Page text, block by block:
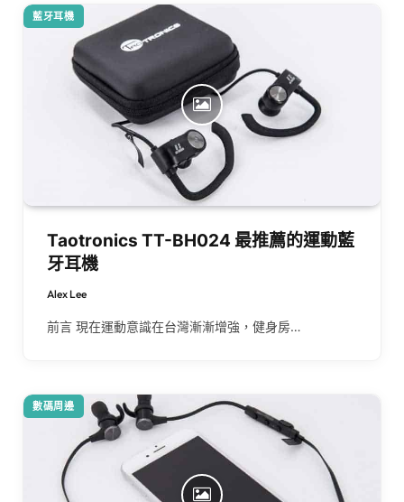
藍牙耳機
Taotronics TT-BH024 最推薦的運動藍
牙耳機
Alex Lee
前言 現在運動意識在台灣漸漸增強，健身房…
數碼周邊